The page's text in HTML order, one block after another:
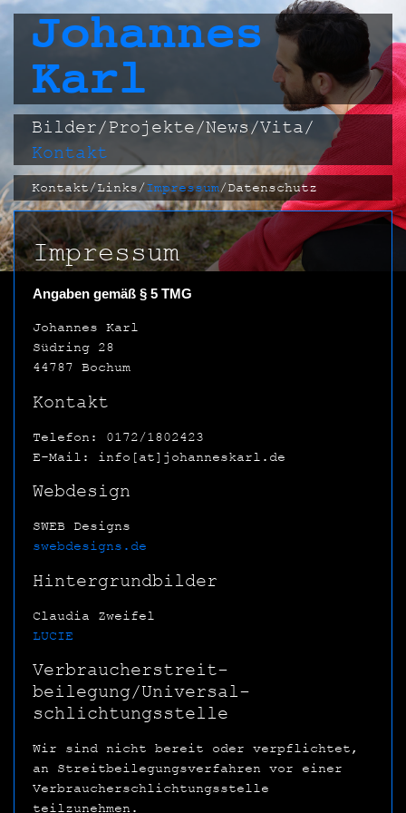
Johannes
Karl
Bilder/Projekte/News/Vita/
Kontakt
Kontakt/Links/Impressum/Datenschutz
Impressum
Angaben gemäß § 5 TMG
Johannes Karl
Südring 28
44787 Bochum
Kontakt
Telefon: 0172/1802423
E-Mail: info[at]johanneskarl.de
Webdesign
SWEB Designs
swebdesigns.de
Hintergrundbilder
Claudia Zweifel
LUCIE
Verbraucher­streit­
beilegung/Universal­
schlichtungs­stelle
Wir sind nicht bereit oder verpflichtet,
an Streitbeilegungsverfahren vor einer
Verbraucherschlichtungsstelle
teilzunehmen.